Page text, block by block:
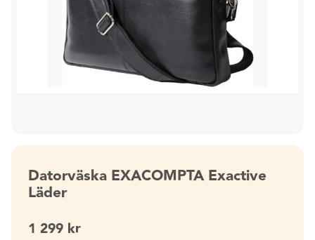
Datorväska EXACOMPTA Exactive
Läder
1 299 kr